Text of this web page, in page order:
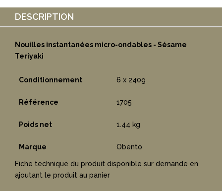
DESCRIPTION
Nouilles instantanées micro-ondables - Sésame
Teriyaki
Conditionnement 6 x 240g
Référence 1705
Poids net 1.44 kg
Marque Obento
Fiche technique du produit disponible sur demande en
ajoutant le produit au panier